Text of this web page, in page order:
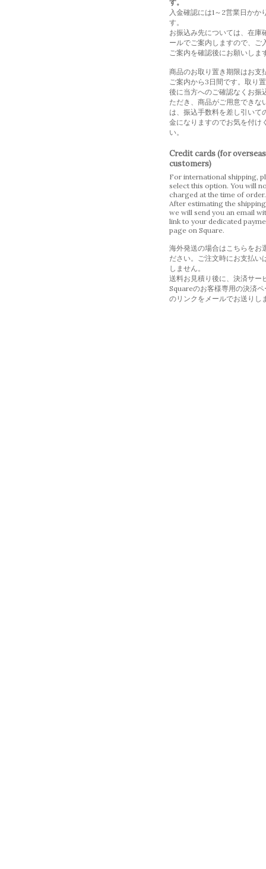
す。
入金確認には1～2営業日かか
す。
お振込み先については、在庫
ールでご案内しますので、ご
ご案内を確認後にお願いしま
商品のお取り置き期限はお支
ご案内から3日間です。取り
後に当方へのご確認なくお振
ただき、商品がご用意できな
は、振込手数料を差し引いて
金になりますのでお気を付け
い。
Credit cards (for overseas
customers)
For international shipping,
select this option. You will
charged at the time of order.
After estimating the
we will send you an email
link to your dedicated
page on Square.
海外発送の場合はこちらをお
ださい。ご注文時にお支払い
しません。
送料お見積り後に、決済サー
Squareのお客様専用の決済ペ
のリンクをメールでお送りし